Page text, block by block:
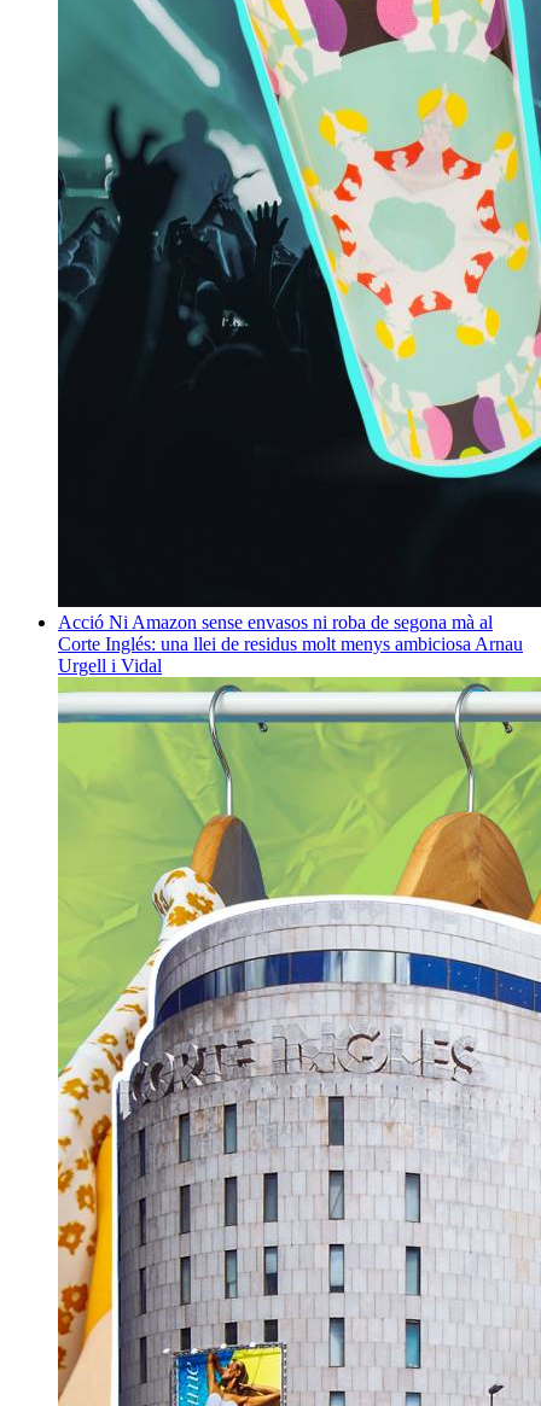
Acció Ni Amazon sense envasos ni roba de segona mà al
Corte Inglés: una llei de residus molt menys ambiciosa Arnau
Urgell i Vidal